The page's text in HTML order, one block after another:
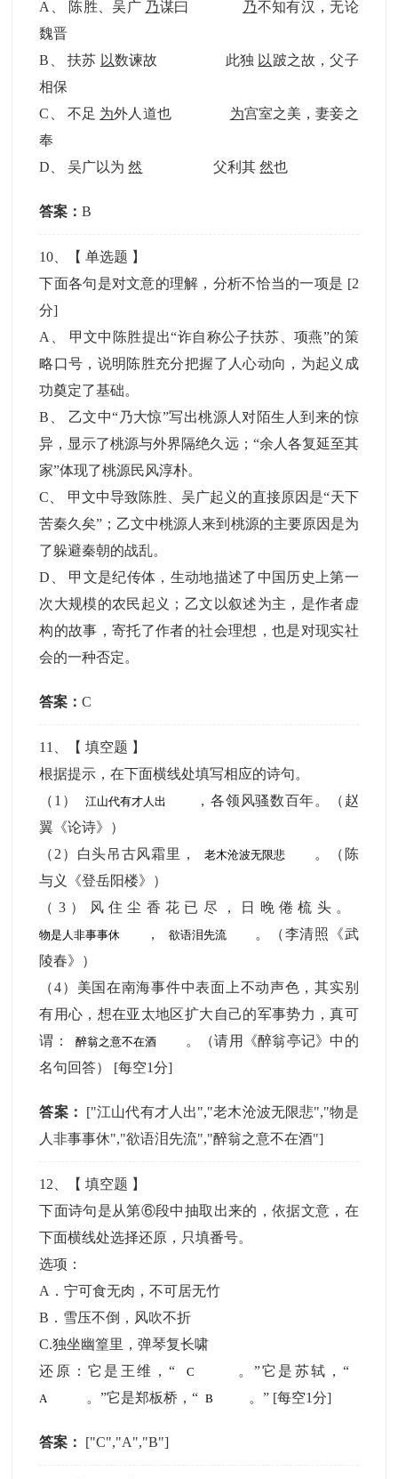
A 陈胜、吴广 乃谋曰 乃不知有汉，无论
魏晋
B 、扶苏 以数谏故 此独 以 跛之故，父子
相保
C
不足 为外人道也 为宫室之美，妻妾之
奉
D 、吴广以为然 父利其然也
答案：B
10 、【单选题 】
下面各句是对文意的理解，分析不恰当的一项是 [2
分]
A
甲文中陈胜提出“诈自称公子扶苏、项燕”的策
略口号，说明陈胜充分把握了人心动向，为起义成
功奠定了基础。
B
乙文中“乃大惊”写出桃源人对陌生人到来的惊
异，显示了桃源与外界隔绝久远；“余人各复延至其
家”体现了桃源民风淳朴。
C
甲文中导致陈胜、吴广起义的直接原因是“天下
苦秦久矣”；乙文中桃源人来到桃源的主要原因是为
了躲避秦朝的战乱。
D
甲文是纪传体，生动地描述了中国历史上第一
次大规模的农民起义；乙文以叙述为主，是作者虚
构的故事，寄托了作者的社会理想，也是对现实社
会的一种否定。
答案：C
11 、【填空题 】
根据提示，在下面横线处填写相应的诗句。
（1）
，各领风骚数百年。（赵
翼《论诗》）
（2）白头吊古风霜里，
。（陈
与义《登岳阳楼》）
（3）风住尘香花已尽，日晚倦梳头。
，
。（李清照《武
陵春》）
（4）美国在南海事件中表面上不动声色，其实别
有用心，想在亚太地区扩大自己的军事势力，真可
谓：
。（请用《醉翁亭记》中的
名句回答） [每空1分]
答案：
["江山代有才人出","老木沧波无限悲","物是
人非事事休","欲语泪先流","醉翁之意不在酒"]
12 、【填空题 】
下面诗句是从第⑥段中抽取出来的，依据文意，在
下面横线处选择还原，只填番号。
选项：
A．宁可食无肉，不可居无竹
B．雪压不倒，风吹不折
C.独坐幽篁里，弹琴复长啸
还原：它是王维，“
。”它是苏轼，“
。”它是郑板桥，“
。” [每空1分]
答案： ["C","A","B"]